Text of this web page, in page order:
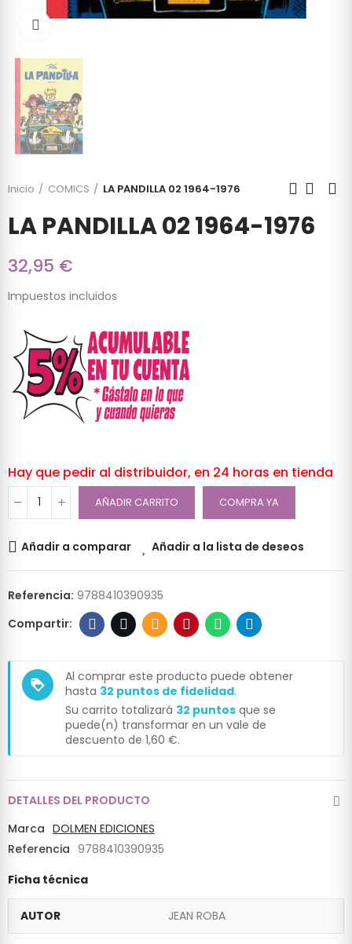
Inicio COMICS LA PANDILLA 02 1964-1976
LA PANDILLA 02 1964-1976
32,95 €
Impuestos incluidos
Hay que pedir al distribuidor, en 24 horas en tienda
AÑADIR CARRITO COMPRA YA
Añadir a comparar Añadir a la lista de deseos
Referencia: 9788410390935
loyalty
Al comprar este producto puede obtener
hasta 32 puntos de fidelidad.
Su carrito totalizará 32 puntos que se
puede(n) transformar en un vale de
descuento de 1,60 €.
DETALLES DEL PRODUCTO
Marca DOLMEN EDICIONES
Referencia 9788410390935
Ficha técnica
AUTOR JEAN ROBA